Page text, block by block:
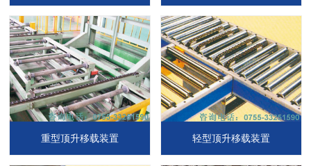
重型顶升移载装置 轻型顶升移载装置